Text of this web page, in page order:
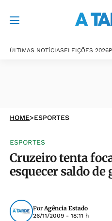
ÚLTIMAS NOTÍCIASELEIÇÕES 2026
HOME>ESPORTES
ESPORTES
Cruzeiro tenta
esquecer saldo de
PorAgência Estado
26/11/2009 - 18:11 h